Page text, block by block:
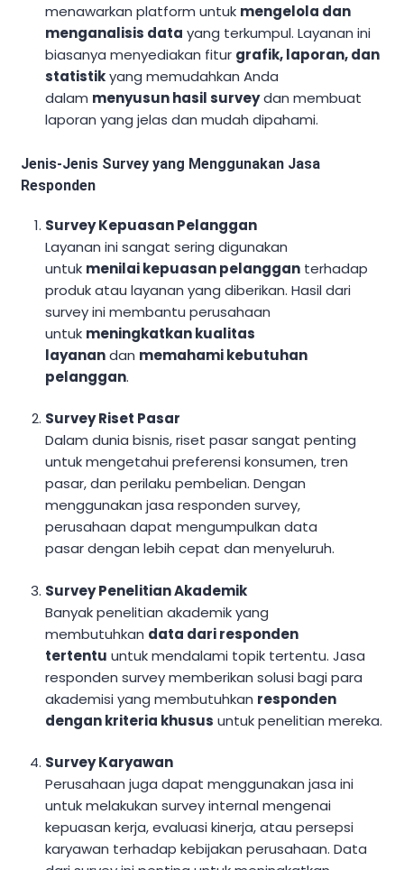
menawarkan platform untuk mengelola dan
menganalisis data yang terkumpul. Layanan ini
biasanya menyediakan fitur grafik, laporan, dan
statistikyang memudahkan Anda
dalam menyusun hasil surveydan membuat
laporan yang jelas dan mudah dipahami.
Jenis-Jenis Survey yang Menggunakan Jasa
Responden
Survey Kepuasan Pelanggan
Layanan ini sangat sering digunakan
untuk menilai kepuasan pelanggan terhadap
produk atau layanan yang diberikan. Hasil dari
survey ini membantu perusahaan
untuk meningkatkan kualitas
layanandan memahami kebutuhan
pelanggan.
Survey Riset Pasar
Dalam dunia bisnis, riset pasar sangat penting
untuk mengetahui preferensi konsumen, tren
pasar, dan perilaku pembelian. Dengan
menggunakan jasa responden survey,
perusahaan dapat mengumpulkan data
pasar dengan lebih cepat dan menyeluruh.
Survey Penelitian Akademik
Banyak penelitian akademik yang
membutuhkan data dari responden
tertentu untuk mendalami topik tertentu. Jasa
responden survey memberikan solusi bagi para
akademisi yang membutuhkan responden
dengan kriteria khusus untuk penelitian mereka.
Survey Karyawan
Perusahaan juga dapat menggunakan jasa ini
untuk melakukan survey internal mengenai
kepuasan kerja, evaluasi kinerja, atau persepsi
karyawan terhadap kebijakan perusahaan. Data